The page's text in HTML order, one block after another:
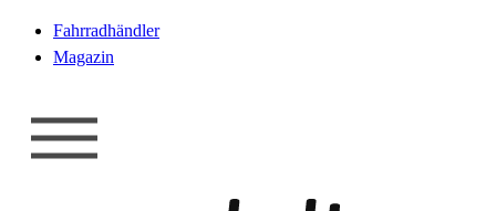
Fahrradhändler
Magazin